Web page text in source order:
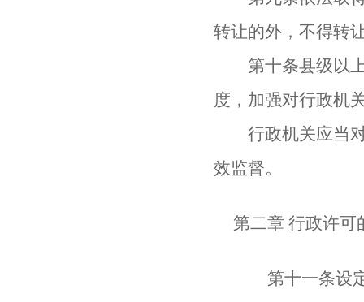
转让的外，不得转
第十条县级以上
度，加强对行政机
行政机关应当对
效监督。
第二章 行政许可
第十一条设定